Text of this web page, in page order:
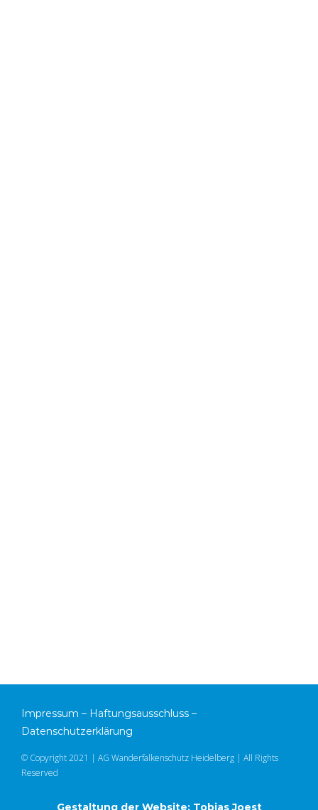
Impressum – Haftungsausschluss –
Datenschutzerklärung
© Copyright 2021 | AG Wanderfalkenschutz Heidelberg | All Rights
Reserved
Gestaltung der Website: Tobias Joest